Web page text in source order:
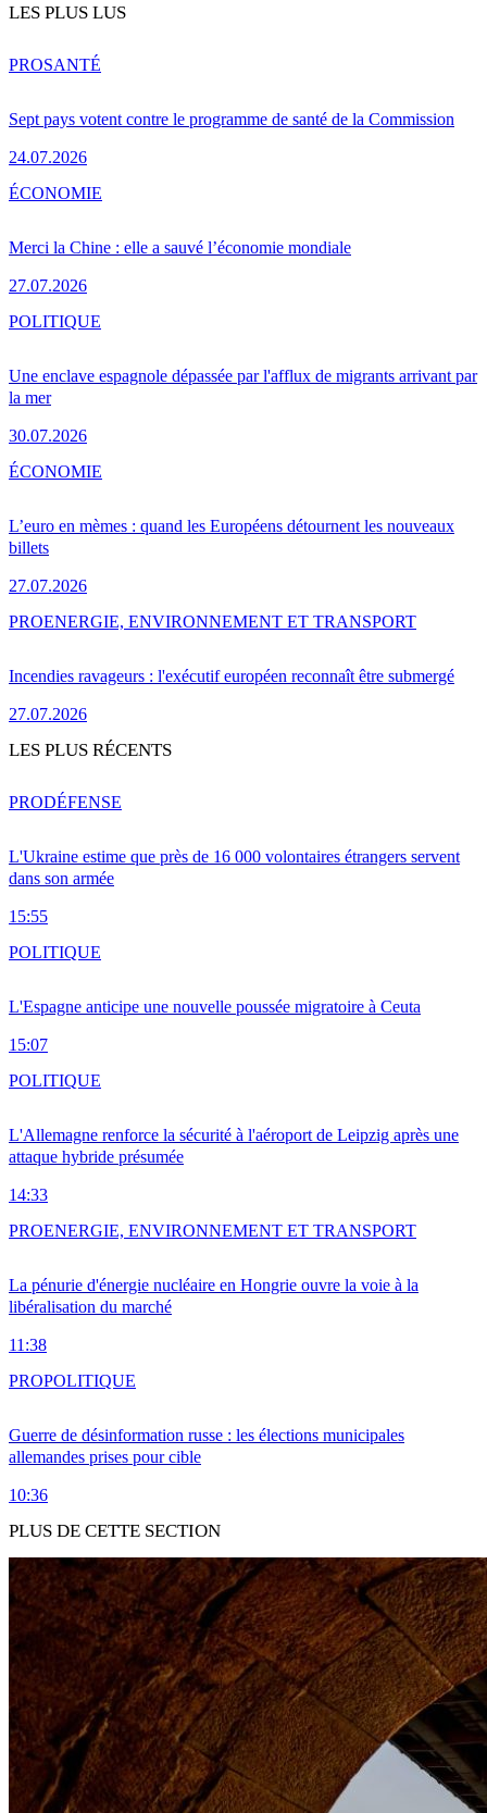
LES PLUS LUS
Sept pays votent contre le programme de santé de la Commission
24.07.2026
PROSANTÉ
Merci la Chine : elle a sauvé l’économie mondiale
27.07.2026
ÉCONOMIE
Une enclave espagnole dépassée par l'afflux de migrants arrivant par
la mer
30.07.2026
POLITIQUE
L’euro en mèmes : quand les Européens détournent les nouveaux
billets
27.07.2026
ÉCONOMIE
Incendies ravageurs : l'exécutif européen reconnaît être submergé
27.07.2026
PROENERGIE, ENVIRONNEMENT ET TRANSPORT
LES PLUS RÉCENTS
L'Ukraine estime que près de 16 000 volontaires étrangers servent
dans son armée
15:55
PRODÉFENSE
L'Espagne anticipe une nouvelle poussée migratoire à Ceuta
15:07
POLITIQUE
L'Allemagne renforce la sécurité à l'aéroport de Leipzig après une
attaque hybride présumée
14:33
POLITIQUE
La pénurie d'énergie nucléaire en Hongrie ouvre la voie à la
libéralisation du marché
11:38
PROENERGIE, ENVIRONNEMENT ET TRANSPORT
Guerre de désinformation russe : les élections municipales
allemandes prises pour cible
10:36
PROPOLITIQUE
PLUS DE CETTE SECTION